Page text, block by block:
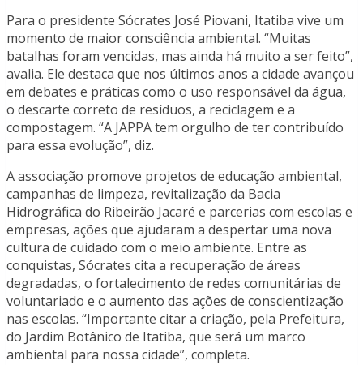
Para o presidente Sócrates José Piovani, Itatiba vive um
momento de maior consciência ambiental. “Muitas
batalhas foram vencidas, mas ainda há muito a ser feito”,
avalia. Ele destaca que nos últimos anos a cidade avançou
em debates e práticas como o uso responsável da água,
o descarte correto de resíduos, a reciclagem e a
compostagem. “A JAPPA tem orgulho de ter contribuído
para essa evolução”, diz.
A associação promove projetos de educação ambiental,
campanhas de limpeza, revitalização da Bacia
Hidrográfica do Ribeirão Jacaré e parcerias com escolas e
empresas, ações que ajudaram a despertar uma nova
cultura de cuidado com o meio ambiente. Entre as
conquistas, Sócrates cita a recuperação de áreas
degradadas, o fortalecimento de redes comunitárias de
voluntariado e o aumento das ações de conscientização
nas escolas. “Importante citar a criação, pela Prefeitura,
do Jardim Botânico de Itatiba, que será um marco
ambiental para nossa cidade”, completa.